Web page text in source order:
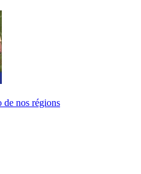
de nos régions